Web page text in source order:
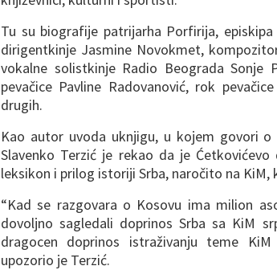
Tu su biografije patrijarha Porfirija,
dirigentkinje Jasmine Novokmet,
vokalne solistkinje Radio Beograda Sonje
pevačice Pavline Radovanović, rok
drugih.
Kao autor uvoda uknjigu, u kojem govori o
Slavenko Terzić je rekao da je
leksikon i prilog istoriji Srba, naročito na KiM,
“Kad se razgovara o Kosovu ima milion
dovoljno sagledali doprinos Srba sa KiM
dragocen doprinos istraživanju teme
upozorio je Terzić.